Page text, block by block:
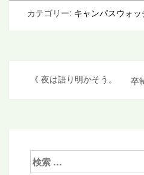
カテゴリー: キャンパスウォッ
《 夜は語り明かそう。 卒
検
索: